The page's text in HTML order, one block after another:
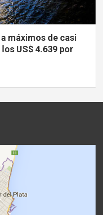
máximos de casi
US$ 4.639 por